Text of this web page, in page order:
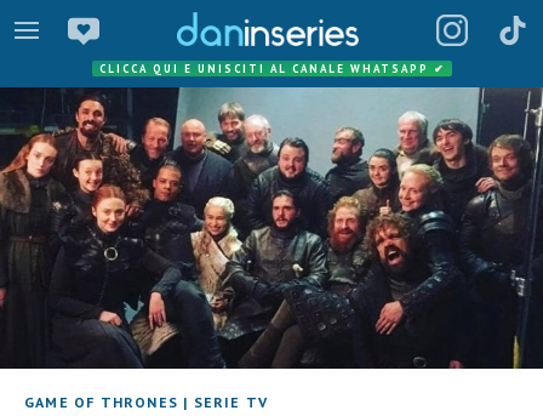
CLICCA QUI E UNISCITI AL CANALE WHATSAPP ✔
GAME OF THRONES | SERIE TV